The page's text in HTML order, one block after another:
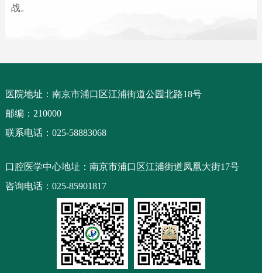
战。
医院地址：南京市浦口区江浦街道公园北路18号
邮编：210000
联系电话：025-58883068
口腔医学中心地址：南京市浦口区江浦街道凤凰大街17号
咨询电话：025-85901817